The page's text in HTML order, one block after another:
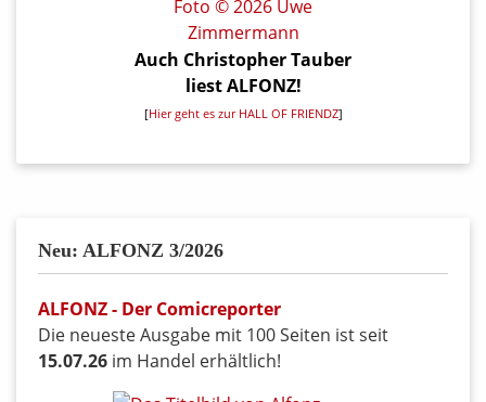
Auch Christopher Tauber
liest ALFONZ!
[Hier geht es zur HALL OF FRIENDZ]
Neu: ALFONZ 3/2026
ALFONZ - Der Comicreporter
Die neueste Ausgabe mit 100 Seiten ist seit
15.07.26 im Handel erhältlich!